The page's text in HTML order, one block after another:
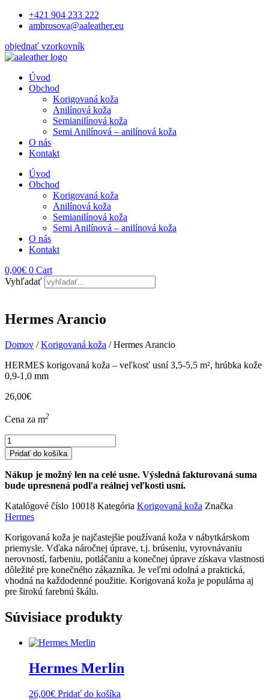
Preskočiť+421 904 233 222
ambrosova@aaleather.eu
objednať vzorkovník
Úvod
Obchod
Korigovaná koža
Anilínová koža
Semianilínová koža
Semi Anilínová – anilínová koža
O nás
Kontakt
Úvod
Obchod
Korigovaná koža
Anilínová koža
Semianilínová koža
Semi Anilínová – anilínová koža
O nás
Kontakt
0,00€ 0 Cart
Vyhľadať
Hermes Arancio
Domov /Korigovaná koža / Hermes Arancio
HERMES korigovaná koža – veľkosť usní 3,5-5,5 m², hrúbka kože
0,9-1,0 mm
26,00€
Cena za m2
množstvo
Hermes
Arancio
Pridať do košíka
Nákup je možný len na celé usne. Výsledná fakturovaná suma
bude upresnená podľa reálnej veľkosti usní.
Katalógové číslo 10018 Kategória Korigovaná koža Značka
Hermes
Korigovaná koža je najčastejšie používaná koža v nábytkárskom
priemysle. Vďaka náročnej úprave, t.j. brúseniu, vyrovnávaniu
nerovností, farbeniu, potláčaniu a konečnej úprave získava vlastnosti
dôležité pre konečného zákazníka. Je veľmi odolná a praktická,
vhodná na každodenné použitie. Korigovaná koža je populárna aj
pre širokú farebnú škálu.
Súvisiace produkty
Hermes Merlin
26,00€ Pridať do košíka